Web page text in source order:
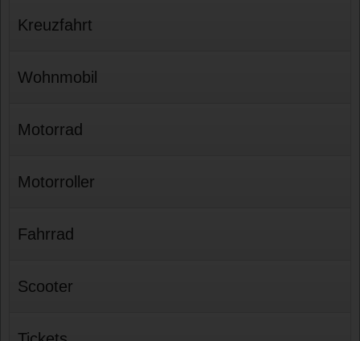
Kreuzfahrt
Wohnmobil
Motorrad
Motorroller
Fahrrad
Scooter